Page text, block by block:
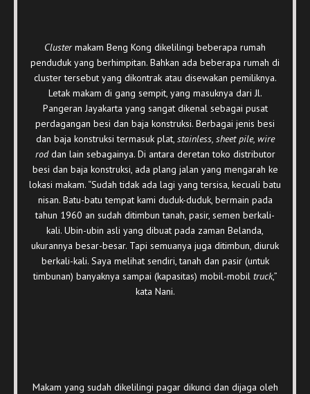
Clustermakam Beng Kong dikelilingi beberapa rumah
penduduk yang berhimpitan. Bahkan ada beberapa rumah di
cluster tersebut yang dikontrak atau disewakan pemiliknya.
Letak makam di gang sempit, yang masuknya dari Jl.
Pangeran Jayakarta yang sangat dikenal sebagai pusat
perdagangan besi dan baja konstruksi. Berbagai jenis besi
dan baja konstruksi termasuk plat, stainless, sheet pile, wire
roddan lain sebagainya. Di antara deretan toko distributor
besi dan baja konstruksi, ada plang jalan yang mengarah ke
lokasi makam. “Sudah tidak ada lagi yang tersisa, kecuali batu
nisan. Batu-batu tempat kami duduk-duduk, bermain pada
tahun 1960 an sudah ditimbun tanah, pasir, semen berkali-
kali. Ubin-ubin asli yang dibuat pada zaman Belanda,
ukurannya besar-besar. Tapi semuanya juga ditimbun, diuruk
berkali-kali. Saya melihat sendiri, tanah dan pasir (untuk
timbunan) banyaknya sampai (kapasitas) mobil-mobil truck,”
kata Nani.
Makam yang sudah dikelilingi pagar dikunci dan dijaga oleh